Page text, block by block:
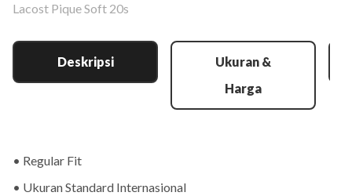
Lacost Pique Soft 20s
Deskripsi
Ukuran &
Harga
• Regular Fit
• Ukuran Standard Internasional